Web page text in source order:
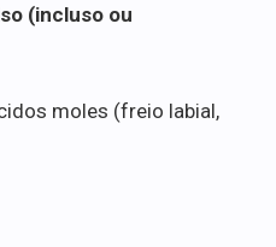
(incluso ou
moles (freio labial,